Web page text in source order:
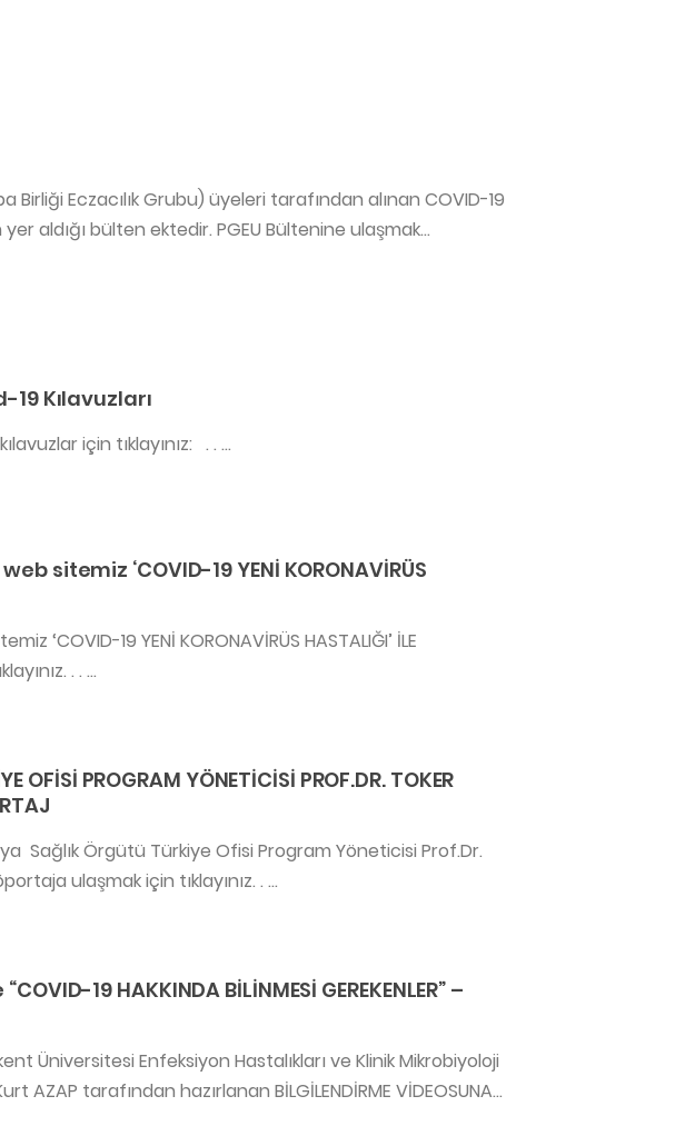
Birliği Eczacılık Grubu) üyeleri tarafından alınan COVID-19
aldığı bülten ektedir. PGEU Bültenine ulaşmak...
19 Kılavuzları
için tıklayınız: . . ...
sitemiz ‘COVID-19 YENİ KORONAVİRÜS
‘COVID-19 YENİ KORONAVİRÜS HASTALIĞI’ İLE
. . ...
OFİSİ PROGRAM YÖNETİCİSİ PROF.DR. TOKER
Sağlık Örgütü Türkiye Ofisi Program Yöneticisi Prof.Dr.
ulaşmak için tıklayınız. . ...
19 HAKKINDA BİLİNMESİ GEREKENLER” –
Üniversitesi Enfeksiyon Hastalıkları ve Klinik Mikrobiyoloji
AZAP tarafından hazırlanan BİLGİLENDİRME VİDEOSUNA...